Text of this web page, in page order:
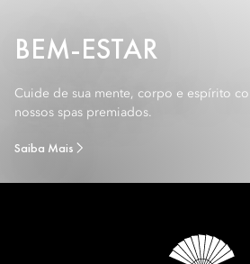
BEM-ESTAR
Cuide de sua mente, corpo e espírito
nossos spas premiados.
Saiba Mais